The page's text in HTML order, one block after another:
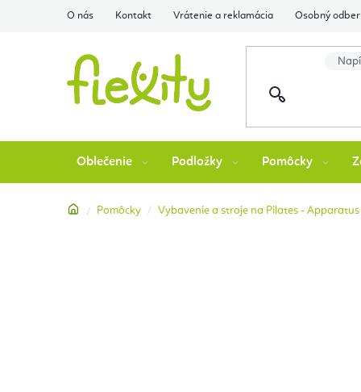
O nás Kontakt Vrátenie a reklamácia Osobný
Oblečenie Podložky Pomôcky
DomovPomôcky Vybavenie a stroje na Pilates - Apparatus